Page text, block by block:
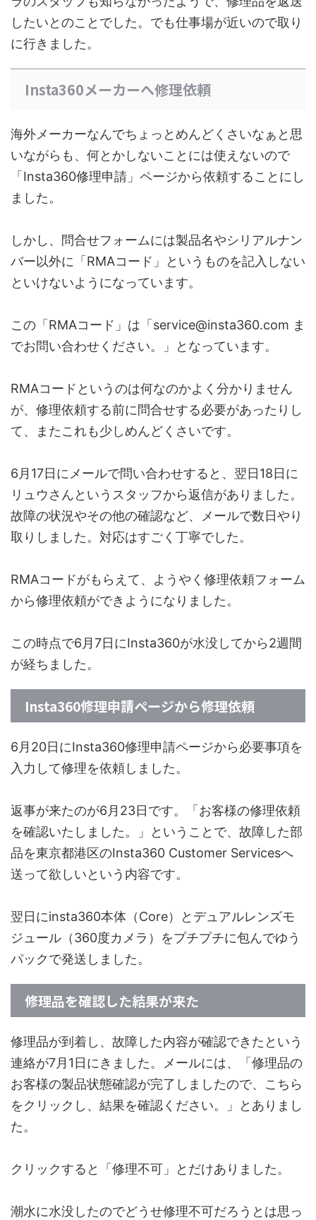
したいとのことでした。でも仕事場が近いので取り
に行きました。
Insta360メーカーへ修理依頼
海外メーカーなんでちょっとめんどくさいなぁと思
いながらも、何とかしないことには使えないので
「Insta360修理申請」ページから依頼することにし
ました。
しかし、問合せフォームには製品名やシリアルナン
バー以外に「RMAコード」というものを記入しない
といけないようになっています。
この「RMAコード」は「service@insta360.com ま
でお問い合わせください。」となっています。
RMAコードというのは何なのかよく分かりません
が、修理依頼する前に問合せする必要があったりし
て、またこれも少しめんどくさいです。
6月17日にメールで問い合わせすると、翌日18日に
リュウさんというスタッフから返信がありました。
故障の状況やその他の確認など、メールで数日やり
取りしました。対応はすごく丁寧でした。
RMAコードがもらえて、ようやく修理依頼フォーム
から修理依頼ができようになりました。
この時点で6月7日にInsta360が水没してから2週間
が経ちました。
Insta360修理申請ページから修理依頼
6月20日にInsta360修理申請ページから必要事項を
入力して修理を依頼しました。
返事が来たのが6月23日です。「お客様の修理依頼
を確認いたしました。」ということで、故障した部
品を東京都港区のInsta360 Customer Servicesへ
送って欲しいという内容です。
翌日にinsta360本体（Core）とデュアルレンズモ
ジュール（360度カメラ）をプチプチに包んでゆう
パックで発送しました。
修理品を確認した結果が来た
修理品が到着し、故障した内容が確認できたという
連絡が7月1日にきました。メールには、「修理品の
お客様の製品状態確認が完了しましたので、こちら
をクリックし、結果を確認ください。」とありまし
た。
クリックすると「修理不可」とだけありました。
潮水に水没したのでどうせ修理不可だろうとは思っ